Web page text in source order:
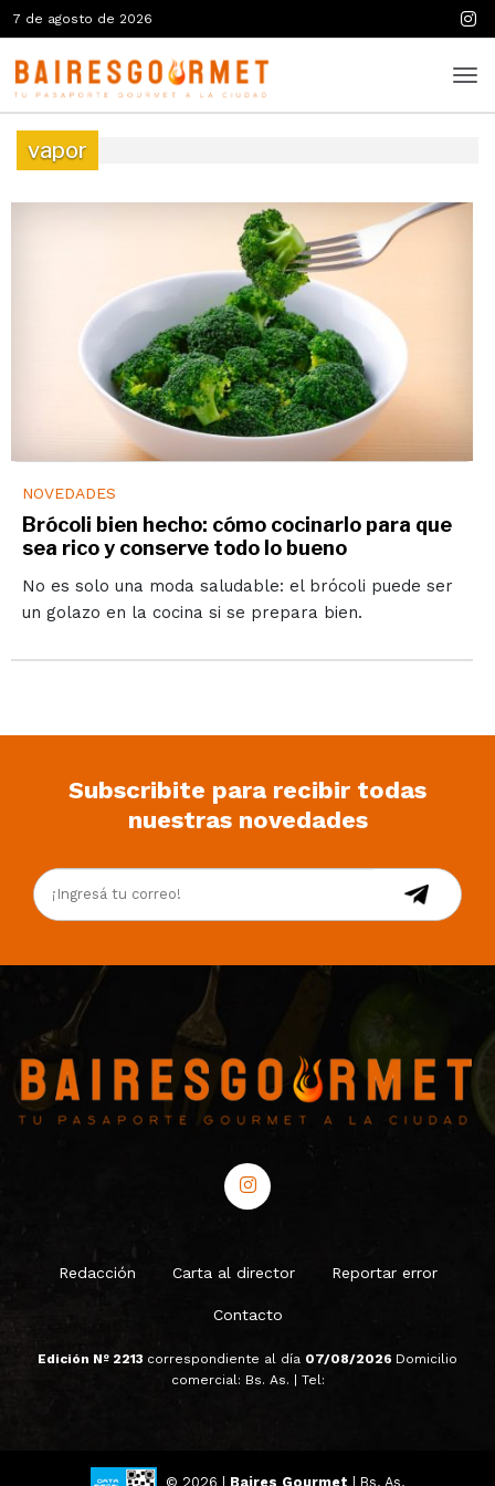
7 de agosto de 2026
vapor
NOVEDADES
Brócoli bien hecho: cómo cocinarlo para que
sea rico y conserve todo lo bueno
No es solo una moda saludable: el brócoli puede ser
un golazo en la cocina si se prepara bien.
Subscribite para recibir todas
nuestras novedades
Redacción Carta al director Reportar error
Contacto
Edición Nº 2213 correspondiente al día 07/08/2026 Domicilio
comercial: Bs. As. | Tel:
© 2026 | Baires Gourmet | Bs. As.